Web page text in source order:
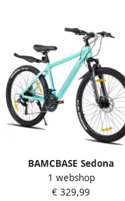
BAMCBASE Sedona
voorvering mountainbike
27.5 aluminium frame 21
1 webshop
€ 329,99